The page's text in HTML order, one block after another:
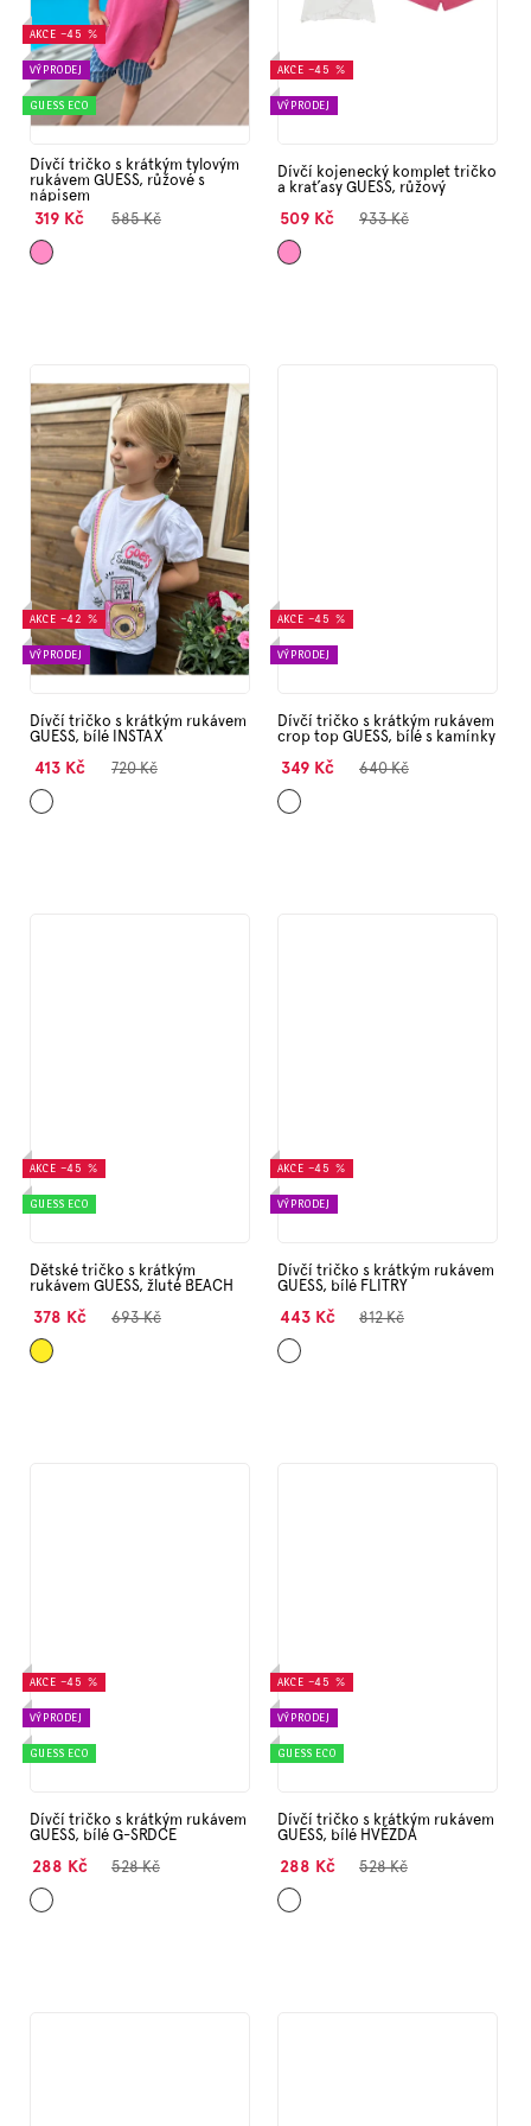
Značky
Měna
(CZK)
Přihlášení
d
u
k
t
AKCE –45 %
VÝPRODEJ
GUESS ECO
Dívčí tričko s krátkým tylovým
rukávem GUESS, růžové s
nápisem
319 Kč 585 Kč
Růžová
AKCE –45 %
VÝPRODEJ
Dívčí kojenecký komplet tričko
a kraťasy GUESS, růžový
509 Kč 933 Kč
Růžová
AKCE –42 %
VÝPRODEJ
Dívčí tričko s krátkým rukávem
GUESS, bílé INSTAX
413 Kč 720 Kč
Bílá
AKCE –45 %
VÝPRODEJ
Dívčí tričko s krátkým rukávem
crop top GUESS, bílé s kamínky
349 Kč 640 Kč
Bílá
AKCE –45 %
GUESS ECO
Dětské tričko s krátkým
rukávem GUESS, žluté BEACH
378 Kč 693 Kč
Žlutá
AKCE –45 %
VÝPRODEJ
Dívčí tričko s krátkým rukávem
GUESS, bílé FLITRY
443 Kč 812 Kč
Bílá
AKCE –45 %
VÝPRODEJ
GUESS ECO
Dívčí tričko s krátkým rukávem
GUESS, bílé G-SRDCE
288 Kč 528 Kč
Bílá
AKCE –45 %
VÝPRODEJ
GUESS ECO
Dívčí tričko s krátkým rukávem
GUESS, bílé HVĚZDA
288 Kč 528 Kč
Bílá